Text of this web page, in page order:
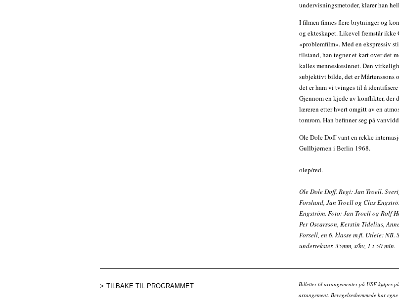
undervisningsmetoder, klarer han
I filmen finnes flere brytninger og
og ekteskapet. Likevel fremstår ikke
«problemfilm». Med en ekspressiv
tilstand, han tegner et kart over det
kalles menneskesinnet. Den
subjektivt bilde, det er Mårtenssons
det er ham vi tvinges til å
Gjennom en kjede av konflikter, der
læreren etter hvert omgitt av en
tomrom. Han befinner seg på
Ole Dole Doff vant en rekke
Gullbjørnen i Berlin 1968.
olep/red.
Ole Dole Doff. Regi: Jan Troell.
Forslund, Jan Troell og Clas
Engström. Foto: Jan Troell og Rolf
Per Oscarsson, Kerstin Tidelius,
Forsell, en 6. klasse m.fl. Utleie: NB.
undertekster. 35mm, s/hv, 1 t 50 min.
TILBAKE TIL PROGRAMMET
Billetter til arrangementer på USF kjøpes
arrangement. Bevegelseshemmede har